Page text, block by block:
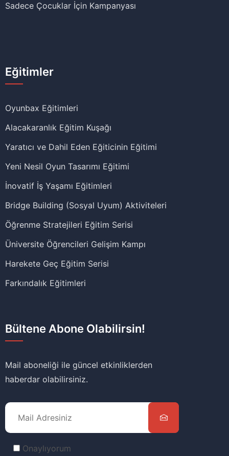
Sadece Çocuklar İçin Kampanyası
Eğitimler
Oyunbax Eğitimleri
Alacakaranlık Eğitim Kuşağı
Yaratıcı ve Dahil Eden Eğiticinin Eğitimi
Yeni Nesil Oyun Tasarımı Eğitimi
İnovatif İş Yaşamı Eğitimleri
Bridge Building (Sosyal Uyum) Aktiviteleri
Öğrenme Stratejileri Eğitim Serisi
Üniversite Öğrencileri Gelişim Kampı
Harekete Geç Eğitim Serisi
Farkındalık Eğitimleri
Bültene Abone Olabilirsin!
Mail aboneliği ile güncel etkinliklerden
haberdar olabilirsiniz.
Onaylıyorum